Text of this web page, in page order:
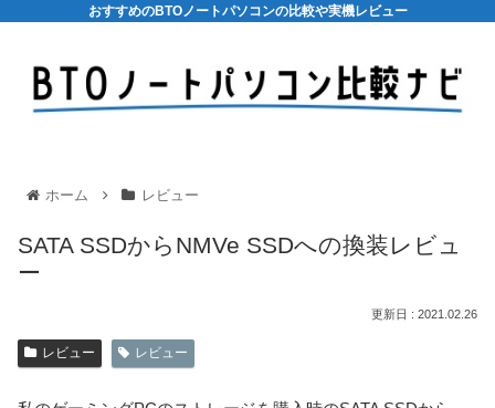
おすすめのBTOノートパソコンの比較や実機レビュー
ホーム レビュー
SATA SSDからNMVe SSDへの換装レビュ
ー
2021.02.26
レビュー レビュー